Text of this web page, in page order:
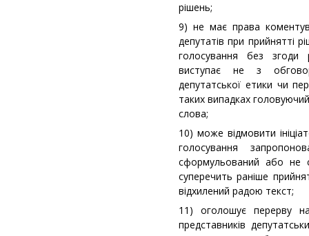
рішень;
9) не має права
депутатів при прийнятті
голосування без згоди
виступає не з
депутатської етики чи
таких випадках
слова;
10) може відмовити
голосування
сформульований або не
суперечить раніше
відхилений радою текст;
11) оголошує перерву
представників